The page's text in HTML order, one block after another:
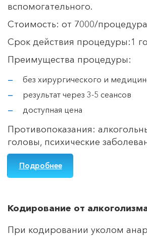
вспомогательного.
Стоимость: от 7000/процедура
Срок действия процедуры:1
Преимущества процедуры:
без хирургического и
результат через 3-5 сеансов
доступная цена
Противопоказания:
головы, психические
Подробнее
Кодирование от
При кодировании уколом